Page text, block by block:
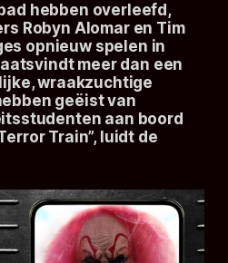
hebben overleefd,
Robyn Alomar en Tim
opnieuw spelen in
meer dan een
wraakzuchtige
geëist van
aan boord
Train”, luidt de